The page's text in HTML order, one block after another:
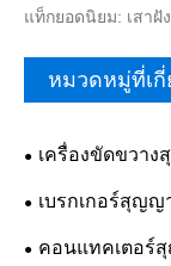
แท็กยอดนิยม: เสาฝั
หมวดหมู่ที่เกี่
เครื่องขัดขวา
เบรกเกอร์สุญญ
คอนแทคเตอร์